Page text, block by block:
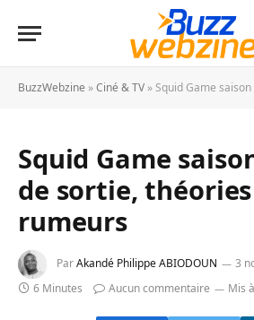
BuzzWebzine »Ciné & TV »Squid Game saison 2 :
Squid Game
de sortie,
rumeurs
ParAkandé Philippe ABIODOUN
3
6 Minutes
Aucun commentaire Mis